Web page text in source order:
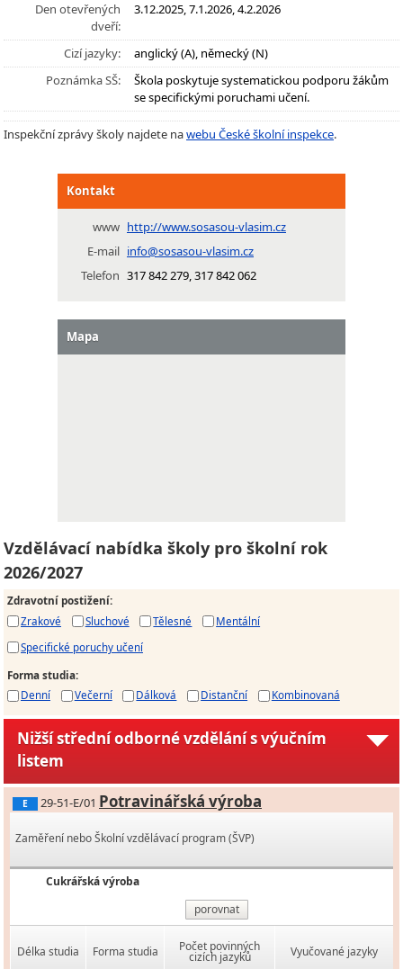
Den otevřených
dveří:
3.12.2025, 7.1.2026, 4.2.2026
Cizí jazyky:
anglický (A), německý (N)
Poznámka SŠ:
Škola poskytuje systematickou podporu žákům
se specifickými poruchami učení.
Inspekční zprávy školy najdete nawebu České školní inspekce.
Kontakt
www http://www.sosasou-vlasim.cz
E-mail info@sosasou-vlasim.cz
Telefon 317 842 279, 317 842 062
Mapa
Vzdělávací nabídka školy pro školní rok
2026/2027
Zdravotní postižení:
Zrakové
Sluchové Tělesné
Mentální
Specifické poruchy učení
Forma studia:
Denní
Večerní Dálková Distanční Kombinovaná
Nižší střední odborné vzdělání s výučním
listem
E 29-51-E/01 Potravinářská výroba
Zaměření nebo Školní vzdělávací program (ŠVP)
Cukrářská výroba
porovnat
Délka studia Forma studia Počet povinných
cizích jazyků Vyučované jazyky